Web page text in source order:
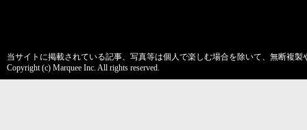
当サイトに掲載されている記事、写真等は個人で楽しむ場合を除いて、無断複
Copyright (c) Marquee Inc. All rights reserved.